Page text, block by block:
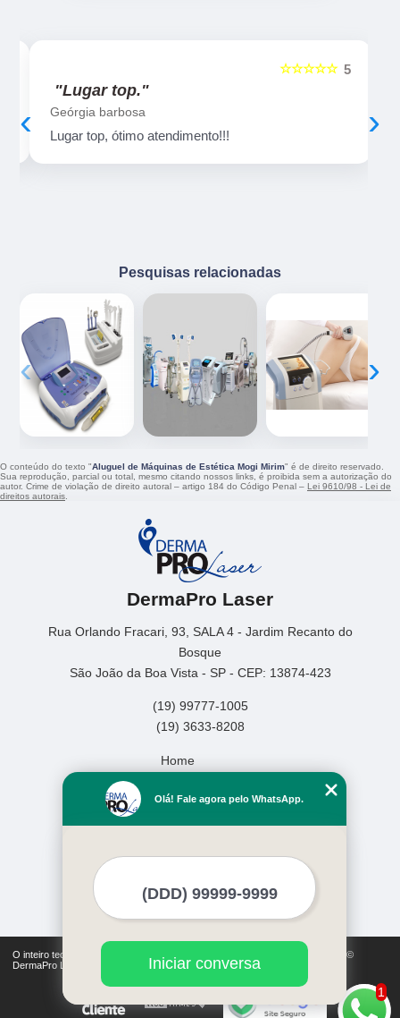
5
☆☆☆☆☆
"Lugar top."
Geórgia barbosa
Lugar top, ótimo atendimento!!!
‹ ›
Pesquisas relacionadas
‹ ›
O conteúdo do texto "Aluguel de Máquinas de Estética Mogi Mirim" é de direito reservado.
Sua reprodução, parcial ou total, mesmo citando nossos links, é proibida sem a autorização do
autor. Crime de violação de direito autoral – artigo 184 do Código Penal – Lei 9610/98 - Lei de
direitos autorais
DermaPro Laser
Rua Orlando Fracari, 93, SALA 4 - Jardim Recanto do
Bosque
São João da Boa Vista - SP - CEP: 13874-423
(19) 99777-1005
(19) 3633-8208
Home
Missão
Serviços
Mais Serviços
O inteiro teor deste site está sujeito à proteção de direitos autorais. Copyright©
DermaPro Laser (Lei 9610 de 19/02/1998)
1
Olá! Fale agora pelo WhatsApp.
Iniciar conversa